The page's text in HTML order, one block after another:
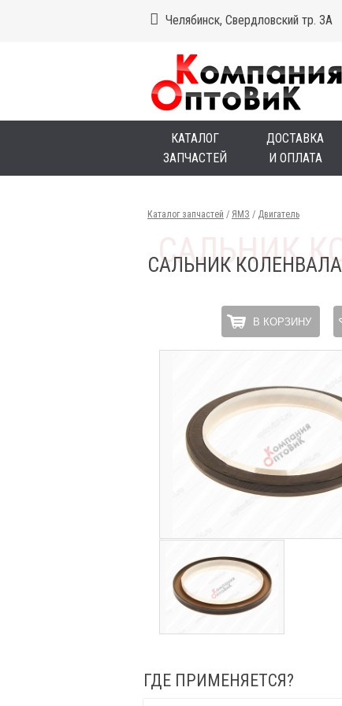
Челябинск, Свердловский тр. 3А
КАТАЛОГ
ЗАПЧАСТЕЙ
ДОСТАВКА
И ОПЛАТА
Каталог запчастей / ЯМЗ / Двигатель
САЛЬНИК КОЛЕНВАЛА
В КОРЗИНУ
ГДЕ ПРИМЕНЯЕТСЯ?